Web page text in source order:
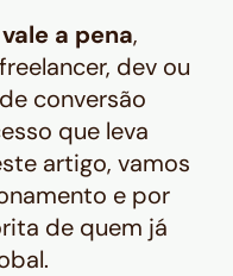
a pena,
dev ou
conversão
que leva
artigo, vamos
e por
de quem já